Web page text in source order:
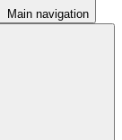
Main navigation